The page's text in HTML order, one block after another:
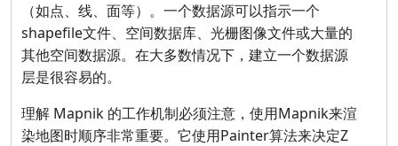
（如点、线、面等）。一个数据源可以指示一个
shapefile文件、空间数据库、光栅图像文件或大量的
其他空间数据源。在大多数情况下，建立一个数据源
层是很容易的。
理解 Mapnik 的工作机制必须注意，使用Mapnik来渲
染地图时顺序非常重要。它使用Painter算法来决定Z